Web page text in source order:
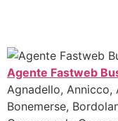
Agente Fastweb
Agnadello, Annicco,
Bonemerse,